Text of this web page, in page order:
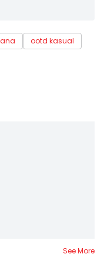
ootd kasual
See More